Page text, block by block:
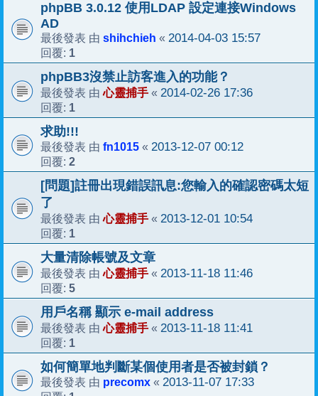
phpBB 3.0.12 使用LDAP 設定連接Windows
AD
最後發表 由 shihchieh « 2014-04-03 15:57
回覆: 1
phpBB3沒禁止訪客進入的功能？
最後發表 由心靈捕手 « 2014-02-26 17:36
回覆: 1
求助!!!
最後發表 由 fn1015 « 2013-12-07 00:12
回覆: 2
[問題]註冊出現錯誤訊息:您輸入的確認密碼太短
了
最後發表 由心靈捕手 « 2013-12-01 10:54
回覆: 1
大量清除帳號及文章
最後發表 由心靈捕手 « 2013-11-18 11:46
回覆: 5
用戶名稱 顯示 e-mail address
最後發表 由心靈捕手 « 2013-11-18 11:41
回覆: 1
如何簡單地判斷某個使用者是否被封鎖？
最後發表 由 precomx « 2013-11-07 17:33